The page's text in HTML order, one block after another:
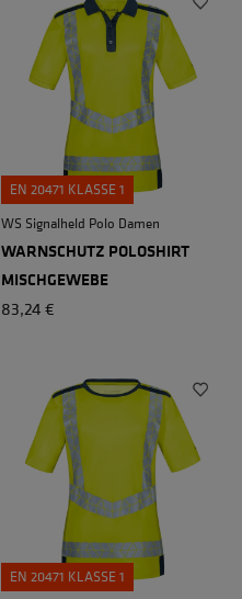
EN 20471 KLASSE 1
WS Signalheld Polo Damen
WARNSCHUTZ POLOSHIRT
MISCHGEWEBE
83,24 €
EN 20471 KLASSE 1